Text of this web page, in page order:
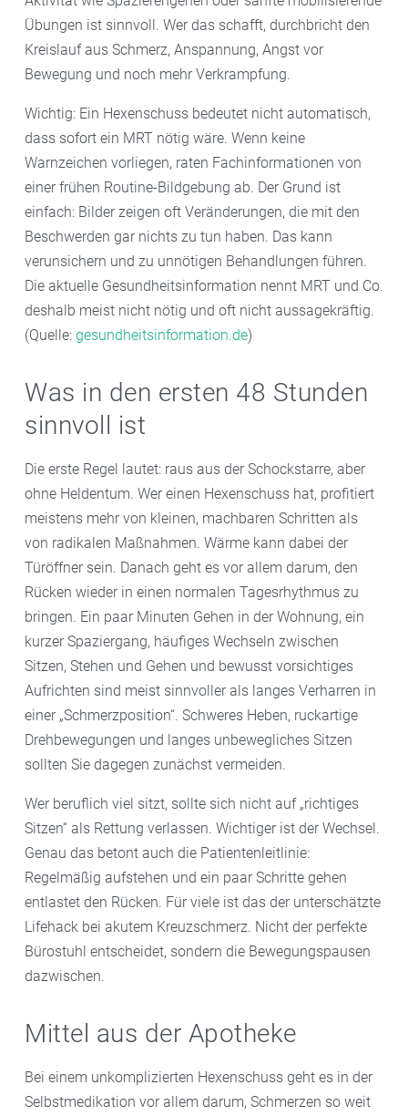
Übungen ist sinnvoll. Wer das schafft, durchbricht den
Kreislauf aus Schmerz, Anspannung, Angst vor
Bewegung und noch mehr Verkrampfung.
Wichtig: Ein Hexenschuss bedeutet nicht automatisch,
dass sofort ein MRT nötig wäre. Wenn keine
Warnzeichen vorliegen, raten Fachinformationen von
einer frühen Routine-Bildgebung ab. Der Grund ist
einfach: Bilder zeigen oft Veränderungen, die mit den
Beschwerden gar nichts zu tun haben. Das kann
verunsichern und zu unnötigen Behandlungen führen.
Die aktuelle Gesundheitsinformation nennt MRT und Co.
deshalb meist nicht nötig und oft nicht aussagekräftig.
(Quelle: gesundheitsinformation.de)
Was in den ersten 48 Stunden
sinnvoll ist
Die erste Regel lautet: raus aus der Schockstarre, aber
ohne Heldentum. Wer einen Hexenschuss hat, profitiert
meistens mehr von kleinen, machbaren Schritten als
von radikalen Maßnahmen. Wärme kann dabei der
Türöffner sein. Danach geht es vor allem darum, den
Rücken wieder in einen normalen Tagesrhythmus zu
bringen. Ein paar Minuten Gehen in der Wohnung, ein
kurzer Spaziergang, häufiges Wechseln zwischen
Sitzen, Stehen und Gehen und bewusst vorsichtiges
Aufrichten sind meist sinnvoller als langes Verharren in
einer „Schmerzposition“. Schweres Heben, ruckartige
Drehbewegungen und langes unbewegliches Sitzen
sollten Sie dagegen zunächst vermeiden.
Wer beruflich viel sitzt, sollte sich nicht auf „richtiges
Sitzen“ als Rettung verlassen. Wichtiger ist der Wechsel.
Genau das betont auch die Patientenleitlinie:
Regelmäßig aufstehen und ein paar Schritte gehen
entlastet den Rücken. Für viele ist das der unterschätzte
Lifehack bei akutem Kreuzschmerz. Nicht der perfekte
Bürostuhl entscheidet, sondern die Bewegungspausen
dazwischen.
Mittel aus der Apotheke
Bei einem unkomplizierten Hexenschuss geht es in der
Selbstmedikation vor allem darum, Schmerzen so weit